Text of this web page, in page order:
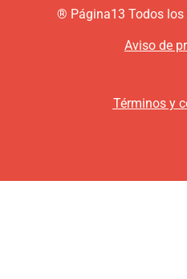
® Página13 Todos los
Aviso de
Términos y